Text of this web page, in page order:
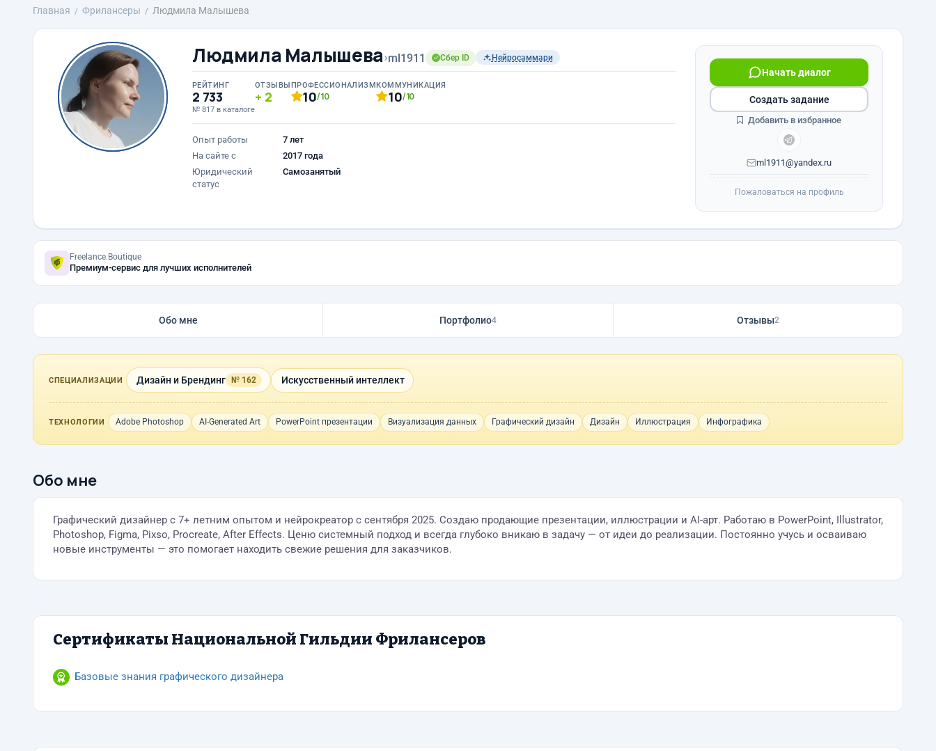
Главная Фрилансеры Людмила Малышева
Людмила Малышева›ml1911 Сбер ID Нейросаммари
РЕЙТИНГ
2 733
№ 817 в каталоге
ОТЗЫВЫ
2
ПРОФЕССИОНАЛИЗМ
10/10
КОММУНИКАЦИЯ
10/10
Опыт работы
7 лет
На сайте с
2017 года
Юридический
статус
Самозанятый
Начать диалог
ml1911@yandex.ru
Создать задание
Добавить в избранное
Пожаловаться на профиль
Freelance.Boutique
Премиум-сервис для лучших исполнителей
Обо мне Портфолио4 Отзывы2
СПЕЦИАЛИЗАЦИИ Дизайн и Брендинг № 162 Искусственный интеллект
ТЕХНОЛОГИИ Adobe Photoshop AI-Generated Art PowerPoint презентации Визуализация данных Графический дизайн Дизайн Иллюстрация Инфографика
Обо мне
Графический дизайнер с 7+ летним опытом и нейрокреатор с сентября 2025. Создаю продающие презентации, иллюстрации и AI-арт. Работаю в PowerPoint, Illustrator,
Photoshop, Figma, Pixso, Procreate, After Effects. Ценю системный подход и всегда глубоко вникаю в задачу — от идеи до реализации. Постоянно учусь и осваиваю
новые инструменты — это помогает находить свежие решения для заказчиков.
Сертификаты Национальной Гильдии Фрилансеров
Базовые знания графического дизайнера